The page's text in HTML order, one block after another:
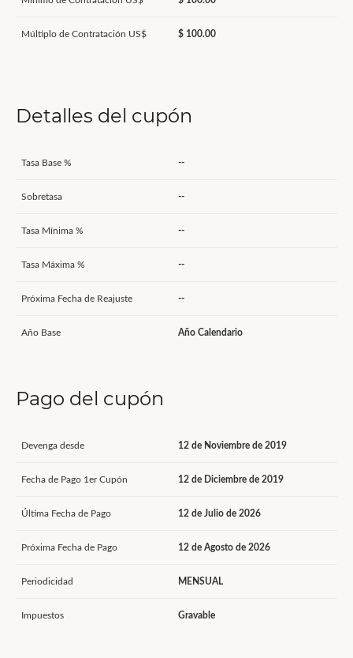
Múltiplo de Contratación US$ $ 100.00
Detalles del cupón
Tasa Base % --
Sobretasa --
Tasa Mínima % --
Tasa Máxima % --
Próxima Fecha de Reajuste --
Año Base Año Calendario
Pago del cupón
Devenga desde 12 de Noviembre de 2019
Fecha de Pago 1er Cupón 12 de Diciembre de 2019
Última Fecha de Pago 12 de Julio de 2026
Próxima Fecha de Pago 12 de Agosto de 2026
Periodicidad MENSUAL
Impuestos Gravable